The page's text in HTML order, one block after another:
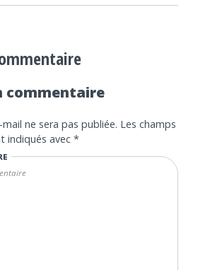
commentaire
ne sera pas publiée. Les champs
indiqués avec *